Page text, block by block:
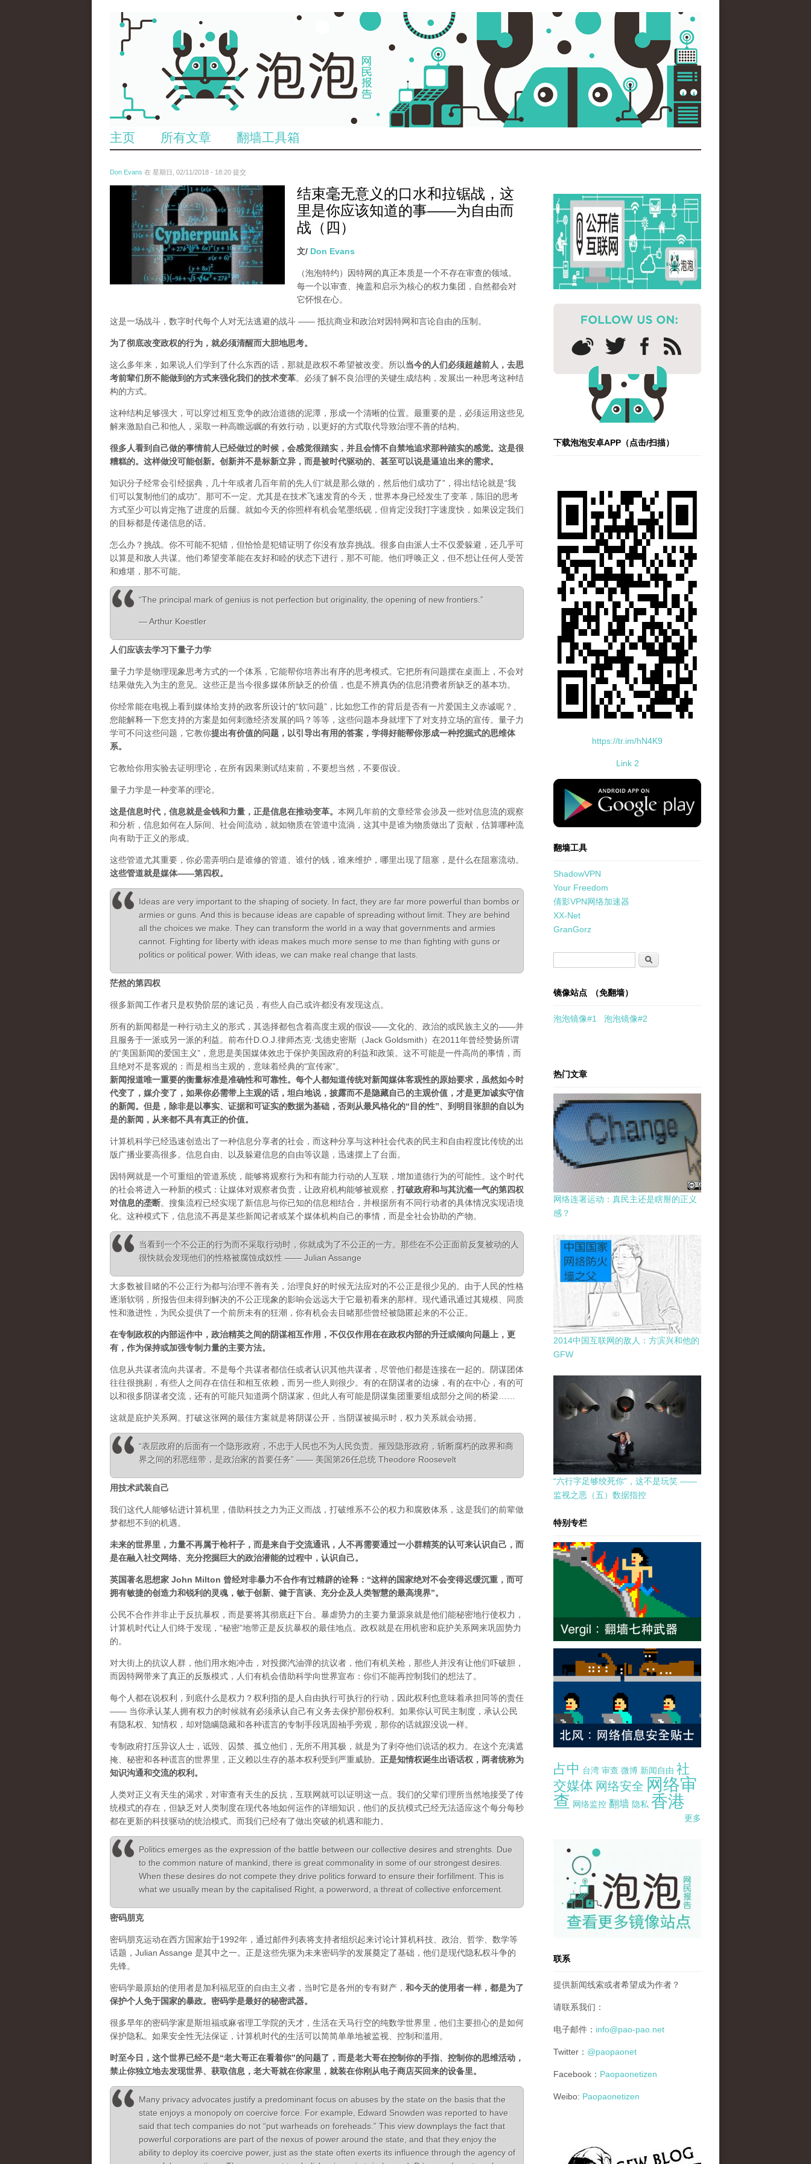
主页 所有文章 翻墙工具箱
Don Evans 在 星期日, 02/11/2018 - 18:20 提交
wechatimg1424.jpeg
结束毫无意义的口水和拉锯战，这
里是你应该知道的事——为自由而
战（四）
文/ Don Evans
（泡泡特约）
因特网的真正本质是一个不存在审查的领域。
每一个以审查、掩盖和启示为核心的权力集团，自然都会对
它怀恨在心。
这是一场战斗，数字时代每个人对无法逃避的战斗 —— 抵抗商业和政治对因特网和言论自由的压制。
为了彻底改变政权的行为，就必须清醒而大胆地思考。
这么多年来，如果说人们学到了什么东西的话，那就是政权不希望被改变。所以当今的人们必须超越前人，去思
考前辈们所不能做到的方式来强化我们的技术变革。必须了解不良治理的关键生成结构，发展出一种思考这种结
构的方式。
这种结构足够强大，可以穿过相互竞争的政治道德的泥潭，形成一个清晰的位置。最重要的是，必须运用这些见
解来激励自己和他人，采取一种高瞻远瞩的有效行动，以更好的方式取代导致治理不善的结构。
很多人看到自己做的事情前人已经做过的时候，会感觉很踏实，并且会情不自禁地追求那种踏实的感觉。这是很
糟糕的。这样做没可能创新。创新并不是标新立异，而是被时代驱动的、甚至可以说是逼迫出来的需求。
知识分子经常会引经据典，几十年或者几百年前的先人们“就是那么做的，然后他们成功了”，得出结论就是“我
们可以复制他们的成功”。那可不一定。尤其是在技术飞速发育的今天，世界本身已经发生了变革，陈旧的思考
方式至少可以肯定拖了进度的后腿。就如今天的你照样有机会笔墨纸砚，但肯定没我打字速度快，如果设定我们
的目标都是传递信息的话。
怎么办？挑战。你不可能不犯错，但恰恰是犯错证明了你没有放弃挑战。很多自由派人士不仅爱躲避，还几乎可
以算是和敌人共谋。他们希望变革能在友好和睦的状态下进行，那不可能。他们呼唤正义，但不想让任何人受苦
和难堪，那不可能。
“The principal mark of genius is not perfection but originality, the opening of new frontiers.”
― Arthur Koestler
人们应该去学习下量子力学
量子力学是物理现象思考方式的一个体系，它能帮你培养出有序的思考模式。它把所有问题摆在桌面上，不会对
结果做先入为主的意见。这些正是当今很多媒体所缺乏的价值，也是不辨真伪的信息消费者所缺乏的基本功。
你经常能在电视上看到媒体给支持的政客所设计的“软问题”，比如您工作的背后是否有一片爱国主义赤诚呢？、
您能解释一下您支持的方案是如何刺激经济发展的吗？等等，这些问题本身就埋下了对支持立场的宣传。量子力
学可不问这些问题，它教你提出有价值的问题，以引导出有用的答案，学得好能帮你形成一种挖掘式的思维体
系。
它教给你用实验去证明理论，在所有因果测试结束前，不要想当然，不要假设。
量子力学是一种变革的理论。
这是信息时代，信息就是金钱和力量，正是信息在推动变革。 本网几年前的文章经常会涉及一些对信息流的观察
和分析，信息如何在人际间、社会间流动，就如物质在管道中流淌，这其中是谁为物质做出了贡献，估算哪种流
向有助于正义的形成。
这些管道尤其重要，你必需弄明白是谁修的管道、谁付的钱，谁来维护，哪里出现了阻塞，是什么在阻塞流动。
这些管道就是媒体——第四权。
Ideas are very important to the shaping of society. In fact, they are far more powerful than bombs or
armies or guns. And this is because ideas are capable of spreading without limit. They are behind
all the choices we make. They can transform the world in a way that governments and armies
cannot. Fighting for liberty with ideas makes much more sense to me than fighting with guns or
politics or political power. With ideas, we can make real change that lasts.
茫然的第四权
很多新闻工作者只是权势阶层的速记员，有些人自己或许都没有发现这点。
所有的新闻都是一种行动主义的形式，其选择都包含着高度主观的假设——文化的、政治的或民族主义的——并
且服务于一派或另一派的利益。前布什D.O.J.律师杰克·戈德史密斯（Jack Goldsmith）在2011年曾经赞扬所谓
的“美国新闻的爱国主义”，意思是美国媒体效忠于保护美国政府的利益和政策。这不可能是一件高尚的事情，而
且绝对不是客观的：而是相当主观的，意味着经典的“宣传家”。
新闻报道唯一重要的衡量标准是准确性和可靠性。每个人都知道传统对新闻媒体客观性的原始要求，虽然如今时
代变了，媒介变了，如果你必需带上主观的话，坦白地说，披露而不是隐藏自己的主观价值，才是更加诚实守信
的新闻。但是，除非是以事实、证据和可证实的数据为基础，否则从最风格化的“目的性”、到明目张胆的自以为
是的新闻，从来都不具有真正的价值。
计算机科学已经迅速创造出了一种信息分享者的社会，而这种分享与这种社会代表的民主和自由程度比传统的出
版广播业要高很多。信息自由、以及躲避信息的自由等议题，迅速摆上了台面。
因特网就是一个可重组的管道系统，能够将观察行为和有能力行动的人互联，增加道德行为的可能性。这个时代
的社会将进入一种新的模式：让媒体对观察者负责，让政府机构能够被观察， 打破政府和与其沆瀣一气的第四权
对信息的垄断。 搜集流程已经实现了新信息与你已知的信息相结合，并根据所有不同行动者的具体情况实现语境
化。这种模式下，信息流不再是某些新闻记者或某个媒体机构自己的事情，而是全社会协助的产物。
当看到一个不公正的行为而不采取行动时，你就成为了不公正的一方。那些在不公正面前反复被动的人
很快就会发现他们的性格被腐蚀成奴性 —— Julian Assange
大多数被目睹的不公正行为都与治理不善有关，治理良好的时候无法应对的不公正是很少见的。由于人民的性格
逐渐软弱，所报告但未得到解决的不公正现象的影响会远远大于它最初看来的那样。现代通讯通过其规模、同质
性和激进性，为民众提供了一个前所未有的狂潮，你有机会去目睹那些曾经被隐匿起来的不公正。
在专制政权的内部运作中，政治精英之间的阴谋相互作用，不仅仅作用在在政权内部的升迁或倾向问题上，更
有，作为保持或加强专制力量的主要方法。
信息从共谋者流向共谋者。不是每个共谋者都信任或者认识其他共谋者，尽管他们都是连接在一起的。阴谋团体
往往很挑剔，有些人之间存在信任和相互依赖，而另一些人则很少。有的在阴谋者的边缘，有的在中心，有的可
以和很多阴谋者交流，还有的可能只知道两个阴谋家，但此人有可能是阴谋集团重要组成部分之间的桥梁……
这就是庇护关系网。打破这张网的最佳方案就是将阴谋公开，当阴谋被揭示时，权力关系就会动摇。
“表层政府的后面有一个隐形政府，不忠于人民也不为人民负责。摧毁隐形政府，斩断腐朽的政界和商
界之间的邪恶纽带，是政治家的首要任务” —— 美国第26任总统 Theodore Roosevelt
用技术武装自己
我们这代人能够钻进计算机里，借助科技之力为正义而战，打破维系不公的权力和腐败体系，这是我们的前辈做
梦都想不到的机遇。
未来的世界里，力量不再属于枪杆子，而是来自于交流通讯，人不再需要通过一小群精英的认可来认识自己，而
是在融入社交网络、充分挖掘巨大的政治潜能的过程中，认识自己。
英国著名思想家 John Milton 曾经对非暴力不合作有过精辟的诠释：“这样的国家绝对不会变得迟缓沉重，而可
拥有敏捷的创造力和锐利的灵魂，敏于创新、健于言谈、充分企及人类智慧的最高境界”。
公民不合作并非止于反抗暴权，而是要将其彻底赶下台。暴虐势力的主要力量源泉就是他们能秘密地行使权力，
计算机时代让人们终于发现，“秘密”地带正是反抗暴权的最佳地点。政权就是在用机密和庇护关系网来巩固势力
的。
对大街上的抗议人群，他们用水炮冲击，对投掷汽油弹的抗议者，他们有机关枪，那些人并没有让他们吓破胆，
而因特网带来了真正的反叛模式，人们有机会借助科学向世界宣布：你们不能再控制我们的想法了。
每个人都在说权利，到底什么是权力？权利指的是人自由执行可执行的行动，因此权利也意味着承担同等的责任
—— 当你承认某人拥有权力的时候就有必须承认自己有义务去保护那份权利。如果你认可民主制度，承认公民
有隐私权、知情权，却对隐瞒隐藏和各种谎言的专制手段巩固袖手旁观，那你的话就跟没说一样。
专制政府打压异议人士，诋毁、囚禁、孤立他们，无所不用其极，就是为了剥夺他们说话的权力。在这个充满遮
掩、秘密和各种谎言的世界里，正义赖以生存的基本权利受到严重威胁。 正是知情权诞生出语话权，两者统称为
知识沟通和交流的权利。
人类对正义有天生的渴求，对审查有天生的反抗，互联网就可以证明这一点。我们的父辈们理所当然地接受了传
统模式的存在，但缺乏对人类制度在现代各地如何运作的详细知识，他们的反抗模式已经无法适应这个每分每秒
都在更新的科技驱动的统治模式。而我们已经有了做出突破的机遇和能力。
Politics emerges as the expression of the battle between our collective desires and strenghts. Due
to the common nature of mankind, there is great commonality in some of our strongest desires.
When these desires do not compete they drive politics forward to ensure their forfillment. This is
what we usually mean by the capitalised Right, a powerword, a threat of collective enforcement.
密码朋克
密码朋克运动在西方国家始于1992年，通过邮件列表将支持者组织起来讨论计算机科技、政治、哲学、数学等
话题，Julian Assange 是其中之一。正是这些先驱为未来密码学的发展奠定了基础，他们是现代隐私权斗争的
先锋。
密码学最原始的使用者是加利福尼亚的自由主义者，当时它是各州的专有财产， 和今天的使用者一样，都是为了
保护个人免于国家的暴政。密码学是最好的秘密武器。
很多早年的密码学家是斯坦福或麻省理工学院的天才，生活在天马行空的纯数学世界里，他们主要担心的是如何
保护隐私。如果安全性无法保证，计算机时代的生活可以简简单单地被监视、控制和滥用。
时至今日，这个世界已经不是“老大哥正在看着你”的问题了，而是老大哥在控制你的手指、控制你的思维活动，
禁止你独立地去发现世界、获取信息，老大哥就在你家里，就装在你刚从电子商店买回来的设备里。
Many privacy advocates justify a predominant focus on abuses by the state on the basis that the
state enjoys a monopoly on coercive force. For example, Edward Snowden was reported to have
said that tech companies do not “put warheads on foreheads.” This view downplays the fact that
powerful corporations are part of the nexus of power around the state, and that they enjoy the
ability to deploy its coercive power, just as the state often exerts its influence through the agency of
下载泡泡安卓APP（点击/扫描）
https://tr.im/hN4K9
Link 2
standard-icon-googleplay-app-store.png
翻墙工具
ShadowVPN
Your Freedom
倩影VPN网络加速器
XX-Net
GranGorz
搜索
镜像站点 （免翻墙）
泡泡镜像#1 泡泡镜像#2
热门文章
网络连署运动：真民主还是瞎掰的正义
感？
2014中国互联网的敌人：方滨兴和他的
GFW
“六行字足够绞死你”，这不是玩笑 ——
监视之恶（五）数据指控
特别专栏
占中 台湾 审查 微博 新闻自由 社
交媒体 网络安全 网络审
查 网络监控 翻墙 隐私 香港
更多
pao-pao-banner-mirror-site-120814.jpg
联系
提供新闻线索或者希望成为作者？
请联系我们：
电子邮件： info@pao-pao.net
Twitter： @paopaonet
Facebook： Paopaonetizen
Weibo: Paopaonetizen
gfw_blog_small.jpg